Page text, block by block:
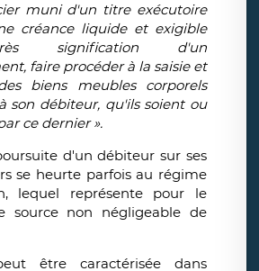
muni d'un titre exécutoire
créance liquide et exigible
signification d'un
faire procéder à la saisie et
biens meubles corporels
son débiteur, qu'ils soient ou
ce dernier ».
d'un débiteur sur ses
se heurte parfois au régime
lequel représente pour le
source non négligeable de
être caractérisée dans